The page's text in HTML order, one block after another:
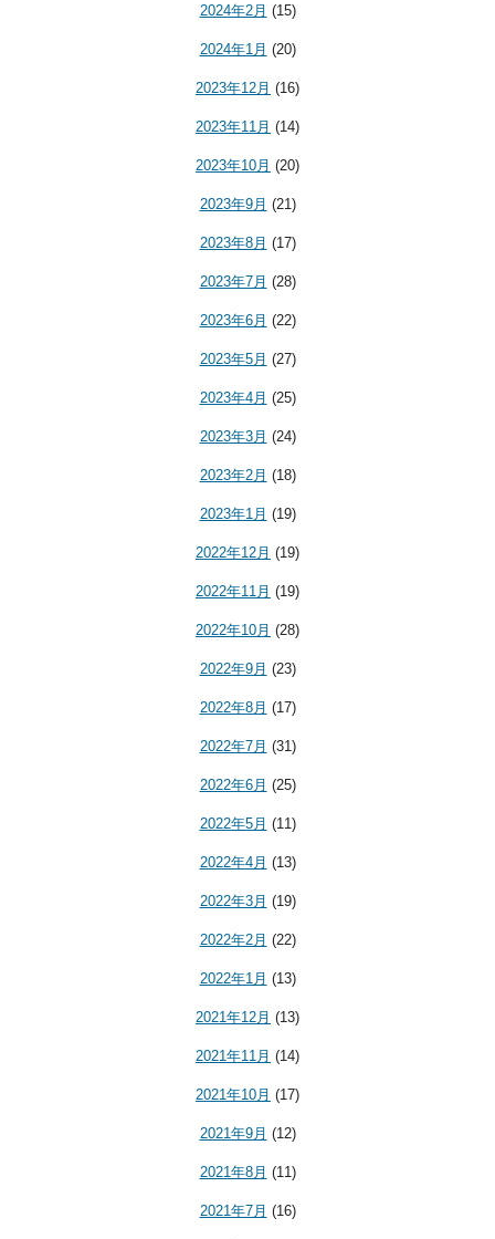
2024年2月 (15)
2024年1月 (20)
2023年12月 (16)
2023年11月 (14)
2023年10月 (20)
2023年9月 (21)
2023年8月 (17)
2023年7月 (28)
2023年6月 (22)
2023年5月 (27)
2023年4月 (25)
2023年3月 (24)
2023年2月 (18)
2023年1月 (19)
2022年12月 (19)
2022年11月 (19)
2022年10月 (28)
2022年9月 (23)
2022年8月 (17)
2022年7月 (31)
2022年6月 (25)
2022年5月 (11)
2022年4月 (13)
2022年3月 (19)
2022年2月 (22)
2022年1月 (13)
2021年12月 (13)
2021年11月 (14)
2021年10月 (17)
2021年9月 (12)
2021年8月 (11)
2021年7月 (16)